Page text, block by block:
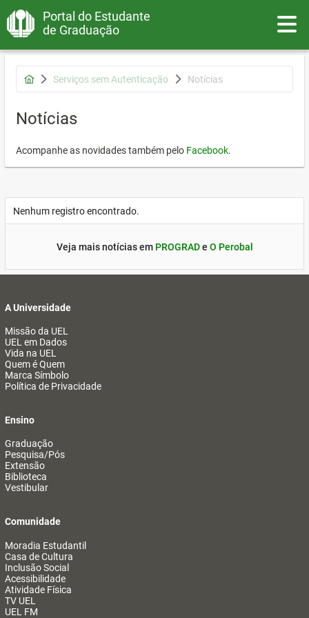
Portal do Estudante
de Graduação
Serviços sem Autenticação Notícias
Notícias
Acompanhe as novidades também pelo Facebook.
Nenhum registro encontrado.
Veja mais notícias em PROGRADe O Perobal
A Universidade
Missão da UEL
UEL em Dados
Vida na UEL
Quem é Quem
Marca Símbolo
Política de Privacidade
Ensino
Graduação
Pesquisa/Pós
Extensão
Biblioteca
Vestibular
Comunidade
Moradia Estudantil
Casa de Cultura
Inclusão Social
Acessibilidade
Atividade Física
TV UEL
UEL FM